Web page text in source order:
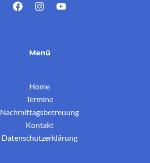
Menü
Home
Termine
Nachmittagsbetreuung
Kontakt
Datenschutzerklärung